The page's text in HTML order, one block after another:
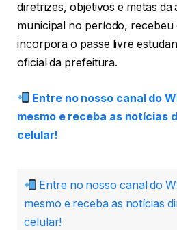
diretrizes, objetivos e metas da
municipal no período, recebeu
incorpora o passe livre
oficial da prefeitura.
Entre no nosso canal do
mesmo e receba as notícias
celular!
Entre no nosso canal do
mesmo e receba as notícias
celular!